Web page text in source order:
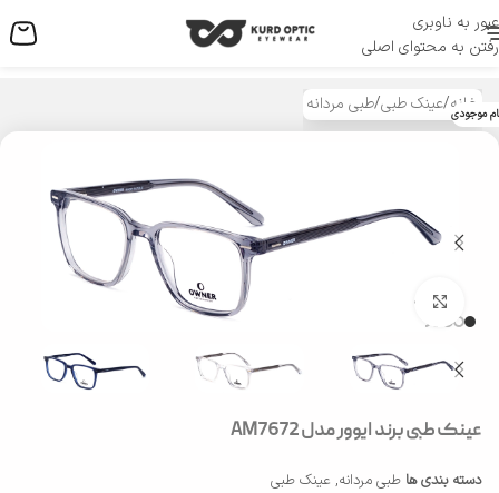
عبور به ناوبری
رفتن به محتوای اصلی
منو
خانه/عینک طبی/طبی مردانه موجودی
بزرگنمایی تصویر
عینک طبی برند ایوور مدل AM7672
دسته بندی ها طبی مردانه, عینک طبی